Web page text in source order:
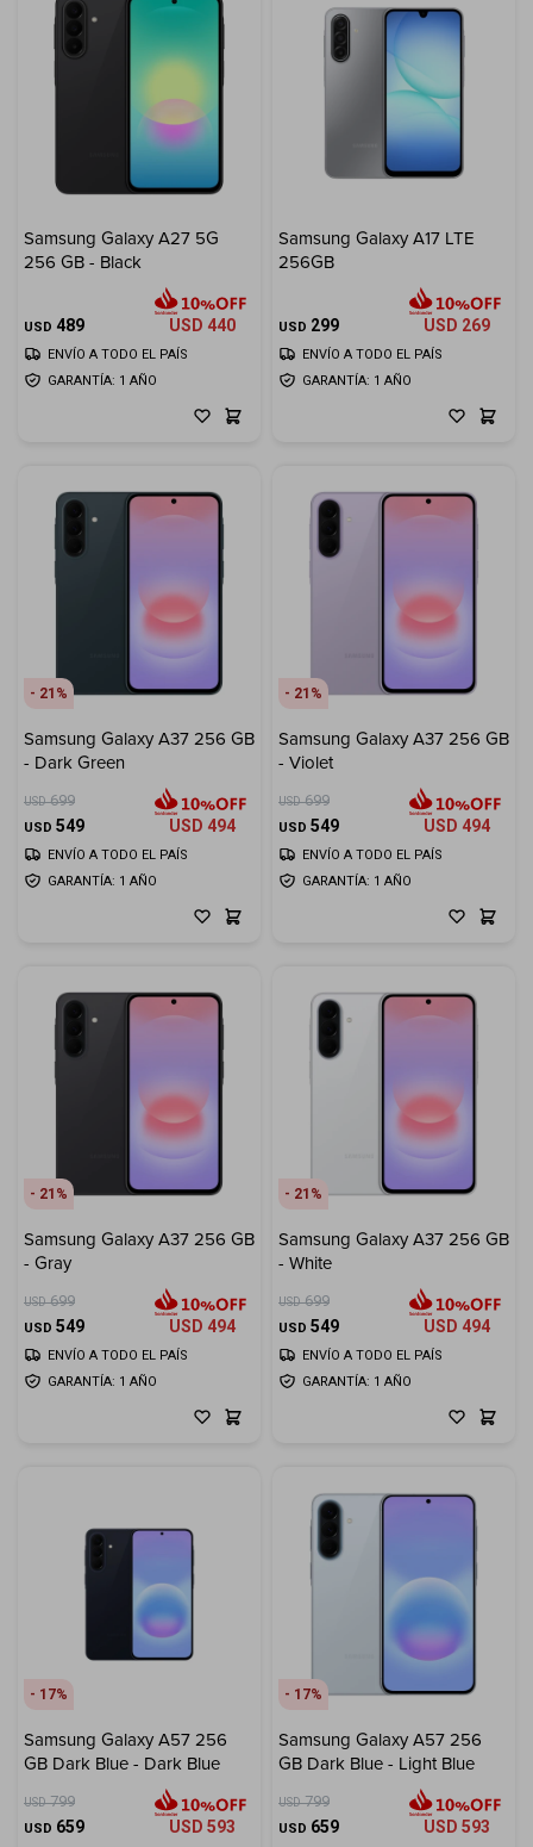
Samsung Galaxy A27 5G
256 GB - Black
USD 489 USD 440
GARANTÍA: 1 AÑO
ENVÍO A TODO EL PAÍS
Samsung Galaxy A17 LTE
256GB
USD 299 USD 269
GARANTÍA: 1 AÑO
ENVÍO A TODO EL PAÍS
21
Samsung Galaxy A37 256 GB
- Dark Green
USD 699
USD 549 USD 494
GARANTÍA: 1 AÑO
ENVÍO A TODO EL PAÍS
21
Samsung Galaxy A37 256 GB
- Violet
USD 699
USD 549 USD 494
GARANTÍA: 1 AÑO
ENVÍO A TODO EL PAÍS
21
Samsung Galaxy A37 256 GB
- Gray
USD 699
USD 549 USD 494
GARANTÍA: 1 AÑO
ENVÍO A TODO EL PAÍS
21
Samsung Galaxy A37 256 GB
- White
USD 699
USD 549 USD 494
GARANTÍA: 1 AÑO
ENVÍO A TODO EL PAÍS
17
Samsung Galaxy A57 256
GB Dark Blue - Dark Blue
USD 799
USD 659 USD 593
17
Samsung Galaxy A57 256
GB Dark Blue - Light Blue
USD 799
USD 659 USD 593
Movilidad
Cuenta
F&Q
Tiendas